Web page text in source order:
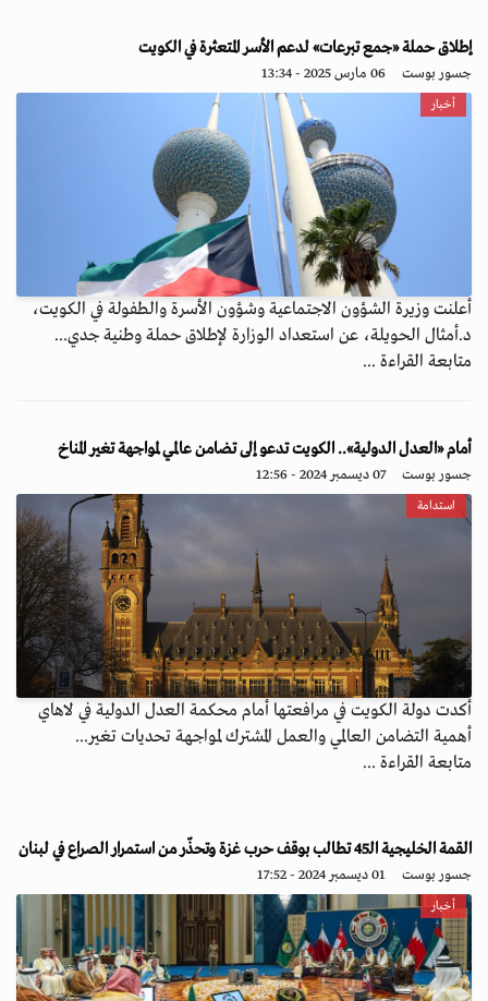
إطلاق حملة «جمع تبرعات» لدعم الأسر المتعثرة في الكويت
جسور بوست 06 مارس 2025 - 13:34
أخبار
أعلنت وزيرة الشؤون الاجتماعية وشؤون الأسرة والطفولة في الكويت،
د.أمثال الحويلة، عن استعداد الوزارة لإطلاق حملة وطنية جدي...
متابعة القراءة ...
أمام «العدل الدولية».. الكويت تدعو إلى تضامن عالمي لمواجهة تغير المناخ
جسور بوست 07 ديسمبر 2024 - 12:56
استدامة
أكدت دولة الكويت في مرافعتها أمام محكمة العدل الدولية في لاهاي
أهمية التضامن العالمي والعمل المشترك لمواجهة تحديات تغير...
متابعة القراءة ...
القمة الخليجية الـ45 تطالب بوقف حرب غزة وتحذّر من استمرار الصراع في لبنان
جسور بوست 01 ديسمبر 2024 - 17:52
أخبار